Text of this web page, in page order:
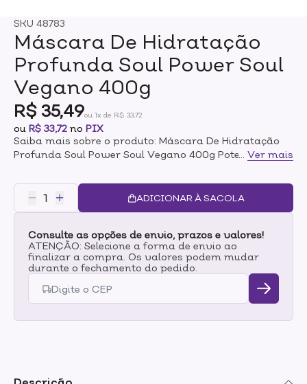
SKU 48783
Máscara De Hidratação
Profunda Soul Power Soul
Vegano 400g
R$ 35,49ou 1x de R$ 33,72
ou R$ 33,72 no PIX
Saiba mais sobre o produto: Máscara De Hidratação
Profunda Soul Power Soul Vegano 400g Potente
entregando maciez instantânea aos cabelos. Sua
formulação possui uma combinação de potentes óleos
vegetais que devolvem maleabilidade e movimento
leves, macios e com hidratação duradoura. Indicado
para: Curvatura 2Abc Ondulados Modo de uso: Retirar
o excesso de água dos cabelos e aplicar quantidade
suficiente da Soul Mask Máscara De Hidratação
Profunda do comprimento às pontas, evitando a raiz.
Feito isso, fazer movimentos de “enluvamento” mecha
a mecha, distribuindo bem o produto. Deixar agir por 3
Ver mais
ADICIONAR À SACOLA
Consulte as opções de envio, prazos e valores!
ATENÇÃO: Selecione a forma de envio ao
finalizar a compra. Os valores podem mudar
durante o fechamento do pedido.